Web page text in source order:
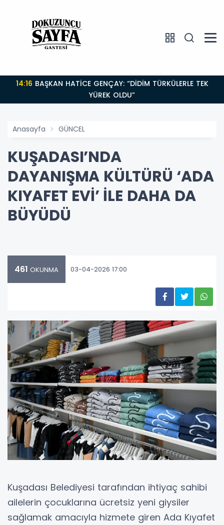
16:45DİDİM BELEDİYESİ AKBÜK'TE YOL YAPIM
Anasayfa GÜNCEL
KUŞADASI’NDA
DAYANIŞMA KÜLTÜRÜ ‘ADA
KIYAFET EVİ’ İLE DAHA DA
BÜYÜDÜ
461 OKUNMA 03-04-2026 17:00
Kuşadası Belediyesi tarafından ihtiyaç sahibi
ailelerin çocuklarına ücretsiz yeni giysiler
sağlamak amacıyla hizmete giren Ada Kıyafet